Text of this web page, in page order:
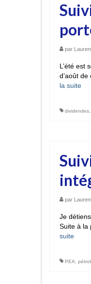
par
L’été est
d’août
la suite­­
dividendes,
par
Je
Suite à la
suite­­
PEA,